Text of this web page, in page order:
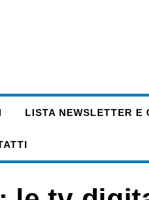
LISTA NEWSLETTER E